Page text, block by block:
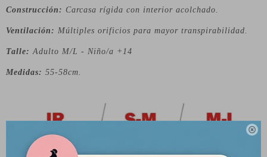

Construcción: Carcasa rígida con interior acolchado.
Ventilación: Múltiples orificios para mayor transpirabilidad.
Talle: Adulto M/L - Niño/a +14
Medidas: 55-58cm.